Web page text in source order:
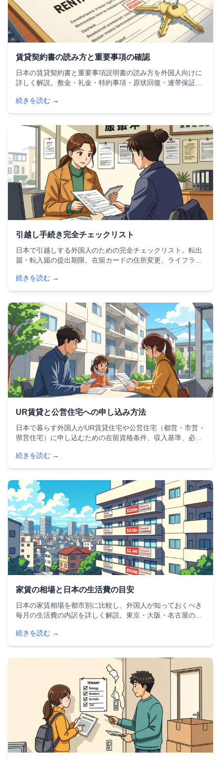
賃貸契約書の読み方と重要事項の確認
日本の賃貸契約書と重要事項説明書の読み方を外国人向けに
詳しく解説。敷金・礼金・特約事項・原状回復・連帯保証人
紹介。初期費用の相場やトラブル防止のアドバイスも網羅し
ています。
続きを読む →
引越し手続き完全チェックリスト
日本で引越しする外国人のための完全チェックリスト。転出
届・転入届の提出期限、在留カードの住所変更、ライフライ
時系列でわかりやすく解説します。14日以内の届出を忘れる
と罰金やビザ取り消しのリスクも。
続きを読む →
UR賃貸と公営住宅への申し込み方法
日本で暮らす外国人がUR賃貸住宅や公営住宅（都営・市営・
県営住宅）に申し込むための在留資格条件、収入基準、必要
新料なしのUR賃貸のメリットや、公営住宅との比較ポイント
も詳しく紹介します。
続きを読む →
家賃の相場と日本の生活費の目安
日本の家賃相場を都市別に比較し、外国人が知っておくべき
毎月の生活費の内訳を詳しく解説。東京・大阪・名古屋の家
本で暮らす外国人のための実践的な生活費ガイドです。
続きを読む →